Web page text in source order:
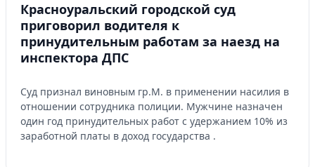
Красноуральский городской суд
приговорил водителя к
принудительным работам за наезд на
инспектора ДПС
Суд признал виновным гр.М. в применении насилия в
отношении сотрудника полиции. Мужчине назначен
один год принудительных работ с удержанием 10% из
заработной платы в доход государства .